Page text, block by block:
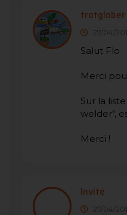
trotglober
27/04/
Salut Flo
Merci
Sur la
welder",
Merci !
Invité
27/04/